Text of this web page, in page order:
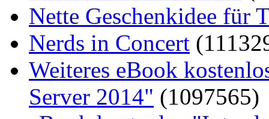
Nette Geschenkidee für
Nerds in Concert
Weiteres eBook
Server 2014" (1097565)